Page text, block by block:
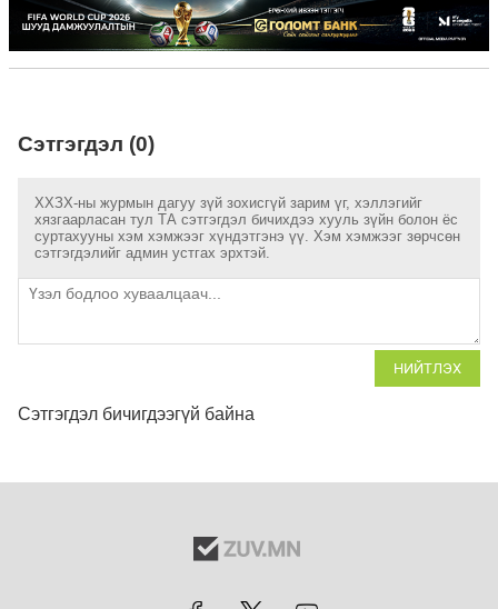
Сэтгэгдэл (0)
ХХЗХ-ны журмын дагуу зүй зохисгүй зарим үг, хэллэгийг
хязгаарласан тул ТА сэтгэгдэл бичихдээ хууль зүйн болон ёс
суртахууны хэм хэмжээг хүндэтгэнэ үү. Хэм хэмжээг зөрчсөн
сэтгэгдэлийг админ устгах эрхтэй.
НИЙТЛЭХ
Сэтгэгдэл бичигдээгүй байна